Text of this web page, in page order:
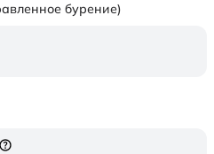
бурение)